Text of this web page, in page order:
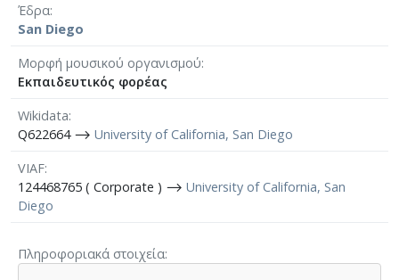
Έδρα
San Diego
Μορφή μουσικού οργανισμού
Εκπαιδευτικός φορέας
Wikidata
Q622664 ⟶ University of California, San Diego
VIAF
124468765 ( Corporate ) ⟶ University of California, San
Diego
Πληροφοριακά στοιχεία